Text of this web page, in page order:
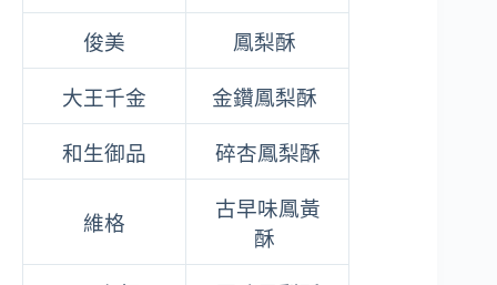
俊美 鳳梨酥
大王千金 金鑽鳳梨酥
和生御品 碎杏鳳梨酥
維格
古早味鳳黃
酥